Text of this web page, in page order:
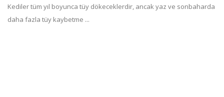
Kediler tüm yıl boyunca tüy dökeceklerdir, ancak yaz ve sonbaharda
daha fazla tüy kaybetme ...